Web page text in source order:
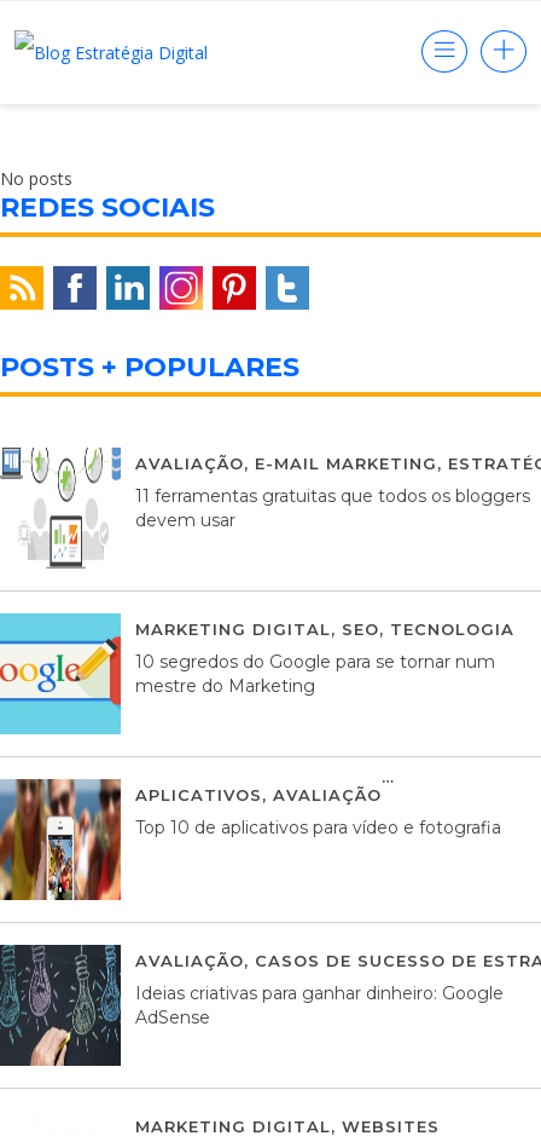
No posts
REDES SOCIAIS
POSTS + POPULARES
AVALIAÇÃO, E-MAIL MARKETING,
11 ferramentas gratuitas que todos os bloggers
devem usar
MARKETING DIGITAL, SEO, TECNOLOGIA
10 segredos do Google para se tornar num
mestre do Marketing
APLICATIVOS, AVALIAÇÃO
Top 10 de aplicativos para vídeo e fotografia
AVALIAÇÃO, CASOS DE SUCESSO DE
Ideias criativas para ganhar dinheiro: Google
AdSense
MARKETING DIGITAL, WEBSITES